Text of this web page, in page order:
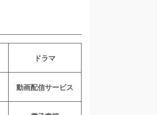
ドラマ
動画配信サービス